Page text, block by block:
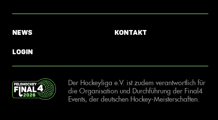
News
Login
Kontakt
Der Hockeyliga e.V. ist zudem verantwortlich für
die Organisation und Durchführung der Final4
Events, der deutschen Hockey-Meisterschaften.